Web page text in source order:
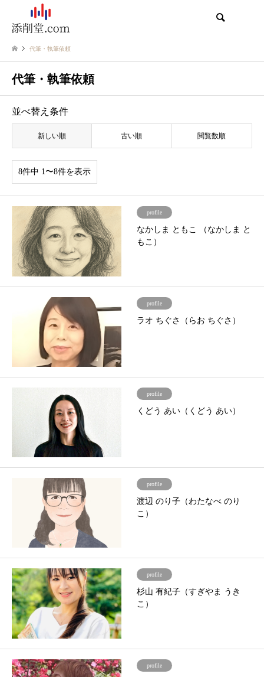
代筆・執筆依頼
代筆・執筆依頼
並べ替え条件
新しい順 古い順 閲覧数順
8件中 1〜8件を表示
profile
なかしま ともこ （なかしま と
もこ）
profile
ラオ ちぐさ（らお ちぐさ）
profile
くどう あい（くどう あい）
profile
渡辺 のり子（わたなべ のり
こ）
profile
杉山 有紀子（すぎやま うき
こ）
profile